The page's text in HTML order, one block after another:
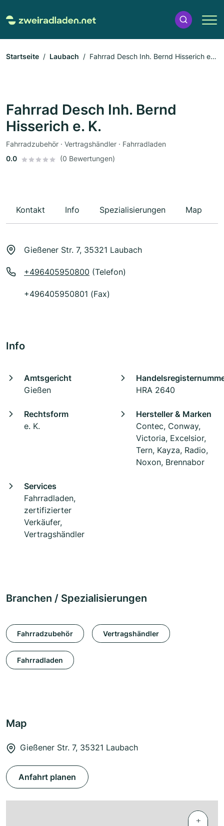
Startseite Laubach
Fahrrad Desch Inh. Bernd Hisserich e.
Fahrrad Desch Inh. Bernd
Hisserich e. K.
Fahrradzubehör · Vertragshändler · Fahrradladen
0.0
(0 Bewertungen)
Kontakt Info Spezialisierungen Map
Gießener Str. 7, 35321 Laubach
+496405950800 (Telefon)
+496405950801 (Fax)
Info
Amtsgericht
Gießen
HRA 2640
Rechtsform
e. K.
Hersteller & Marken
Contec, Conway,
Victoria, Excelsior,
Tern, Kayza, Radio,
Noxon, Brennabor
Services
Fahrradladen,
zertifizierter
Verkäufer,
Vertragshändler
Branchen / Spezialisierungen
Fahrradzubehör Vertragshändler
Fahrradladen
Map
Gießener Str. 7, 35321 Laubach
Anfahrt planen
+